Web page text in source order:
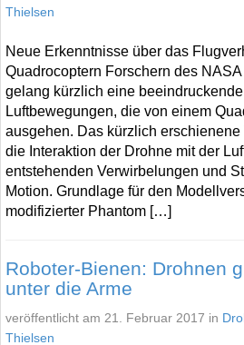
Thielsen
Neue Erkenntnisse über das
Quadrocoptern Forschern des
gelang kürzlich eine
Luftbewegungen, die von einem
ausgehen. Das kürzlich
die Interaktion der Drohne mit der
entstehenden Verwirbelungen und
Motion. Grundlage für den
modifizierter Phantom […]
Roboter-Bienen: Drohnen
unter die Arme
veröffentlicht am 21. Februar 2017 in
Thielsen